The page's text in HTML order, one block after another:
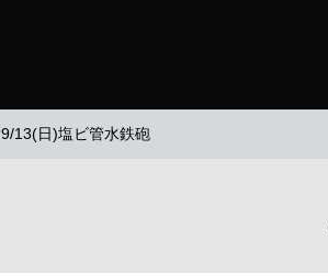
9/13(日)塩ビ管水鉄砲